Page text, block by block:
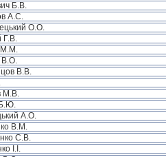
Б.В.
А.С.
О.О.
Г.В.
М.М.
В.О.
В.В.
М.В.
А.О.
В.М.
С.В.
І.І.